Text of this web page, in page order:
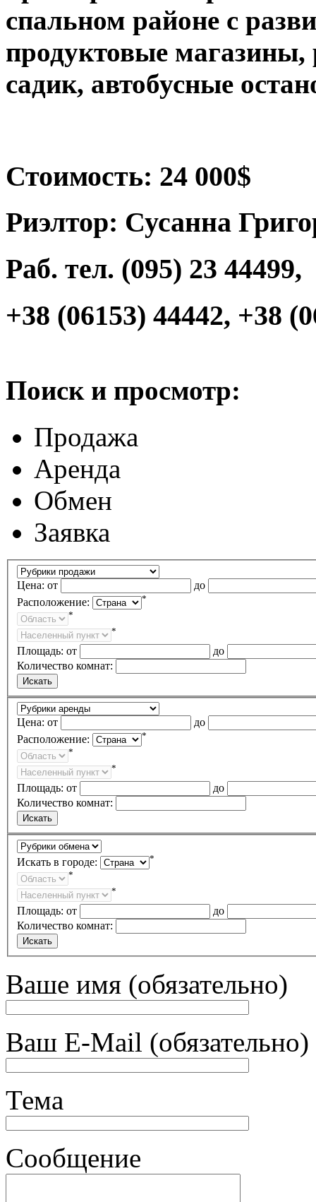
спальном районе с
продуктовые
садик, автобусные
Стоимость: 24 000$
Риэлтор: Сусанна
Раб. тел. (095) 23 44499,
+38 (06153) 44442, +38
Поиск и просмотр:
Продажа
Аренда
Обмен
Заявка
Цена: от
до
Расположение:
*
*
*
Площадь: от
до
Количество комнат:
Цена: от
до
Расположение:
*
*
*
Площадь: от
до
Количество комнат:
Искать в городе:
*
*
*
Площадь: от
до
Количество комнат:
Ваше имя (обязательно)
Ваш E-Mail (обязательно)
Тема
Сообщение